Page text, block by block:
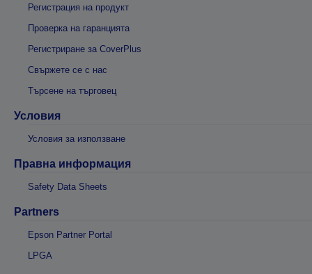
Регистрация на продукт
Проверка на гаранцията
Регистриране за CoverPlus
Свържете се с нас
Търсене на търговец
Условия
Условия за използване
Правна информация
Safety Data Sheets
Partners
Epson Partner Portal
LPGA